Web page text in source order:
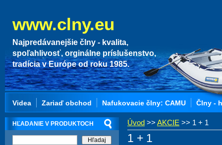
www.clny.eu
Najpredávanejšie člny - kvalita,
spoľahlivosť, orginálne príslušenstvo,
tradícia v Európe od roku 1985.
Úvod >> AKCIE >> 1 + 1
1 + 1
HĽADANIE V PRODUKTOCH
Videa Zariaď obchod Nafukovacie člny: CAMU Člny -